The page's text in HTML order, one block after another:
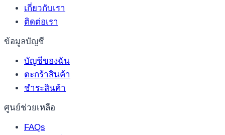
เกี่ยวกับเรา
ติดต่อเรา
ข้อมูลบัญชี
บัญชีของฉัน
ตะกร้าสินค้า
ชำระสินค้า
ศูนย์ช่วยเหลือ
FAQs